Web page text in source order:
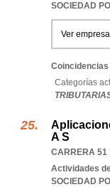
SOCIEDAD
Ver empresa
Coincidencias
Categorías
A S
CARRERA 51
Actividades
SOCIEDAD